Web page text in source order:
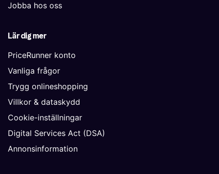
Jobba hos oss
Lär dig mer
PriceRunner konto
Vanliga frågor
Trygg onlineshopping
Villkor & dataskydd
Cookie-inställningar
Digital Services Act (DSA)
Annonsinformation